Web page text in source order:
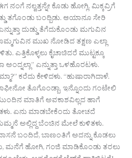
ನಲ್ವತ್ತನ್ನೇ ಕೊಡು ಹೋಗ್ಲಿ. ಮಿಕ್ಕವ್ರಿಗೆ
ತಗೊಂಡು ಬಂದ್ಬಿಡು. ಆಯಾನೂ ಸೇರಿ
ದುಡ್ಡು ತೆಗೆದುಕೊಂಡು ಮಗುವಿನ
ಮುಖ ನೋಡಿದ ತಕ್ಷಣ ಎಲ್ಲಾ
ಎತ್ತಿಕೊಳ್ಳಲು ಕೈಚಾಚಿದರೆ ಮುಟ್ಟಕ್ಕೂ
ಎನ್ನುತ್ತಾ ಒಳಹೊರಟಳು.
ಕರೆದು ಕೇಳಿದಳು. “ಹುಷಾರಾಗಿದಾಳೆ.
ತೊಗೊಂಡ್ಬಾ. ಇನ್ನೊಂದು ಗಂಟೇಲಿ
ಮಾತಿಗೆ ಅವಕಾಶವಿಲ್ಲದ ಹಾಗೆ
ಏನು ಮಾಡಬೇಕೆಂದು ತೋಚದೆ
ಅಲ್ಲಿದ್ದ ಬೆಂಚಿನ ಮೇಲೆ ಕುಳಿತಳು.
ಬಂದಿದೆ, ಬಾಣಂತಿಗೆ ಅದನ್ನು ಕೊಡಲು
ಮನೆಗೆ ಹೋಗಿ, ಗಂಜಿ ಮಾಡಿಕೊಂಡು ತರಲು